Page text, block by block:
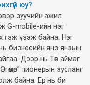
юу?
зуучийн ажил
G-mobile-ийн нэг
гэж үзэж байна. Нэг
бизнесийн янз янзын
Дээр нь Төв аймаг
пионерын зусланг
байна. Ер нь би